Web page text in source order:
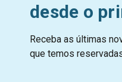
desde o
Receba as últimas
que temos